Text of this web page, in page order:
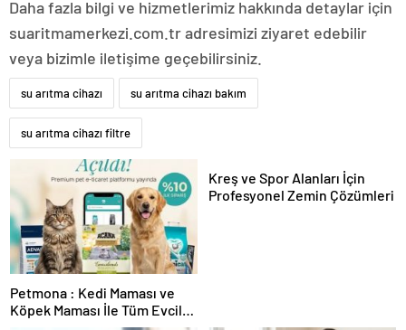
Daha fazla bilgi ve hizmetlerimiz hakkında detaylar için
suaritmamerkezi.com.tr adresimizi ziyaret edebilir
veya bizimle iletişime geçebilirsiniz.
su arıtma cihazı su arıtma cihazı bakım
su arıtma cihazı filtre
Petmona : Kedi Maması ve
Köpek Maması İle Tüm Evcil
Kreş ve Spor Alanları İçin
Profesyonel Zemin Çözümleri